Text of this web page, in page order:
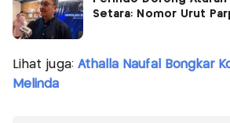
Setara: Nomor Urut
Lihat juga: Athalla Naufal Bongkar
Melinda